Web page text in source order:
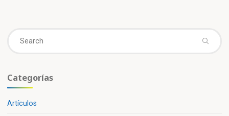
Categorías
Artículos